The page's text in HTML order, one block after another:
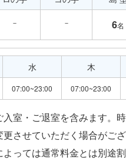
－ － 6名
水
07:00~23:00
木
07:00~23:00
室・ご退室を含みます。
させていただく場合がご
っては通常料金とは別途